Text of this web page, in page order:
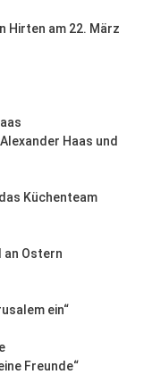
Hirten am 22. März
Haas und
Küchenteam
an Ostern
ein“
Freunde“